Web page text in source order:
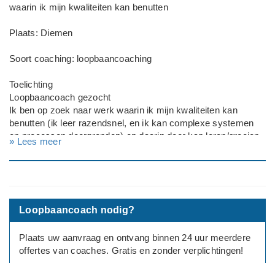
waarin ik mijn kwaliteiten kan benutten
Plaats: Diemen
Soort coaching: loopbaancoaching
Toelichting
Loopbaancoach gezocht
Ik ben op zoek naar werk waarin ik mijn kwaliteiten kan
benutten (ik leer razendsnel, en ik kan complexe systemen
en processen doorgronden) en daarin door kan leren/groeien,
zelf uitzoeken of organiseren, maar daardoor ga ik zweven en
Werksituatie: Loondienst
Leeftijd: 31
Opleidingsniveau: WO
» Lees meer
Loopbaancoach nodig?
Plaats uw aanvraag en ontvang binnen 24 uur meerdere
offertes van coaches. Gratis en zonder verplichtingen!